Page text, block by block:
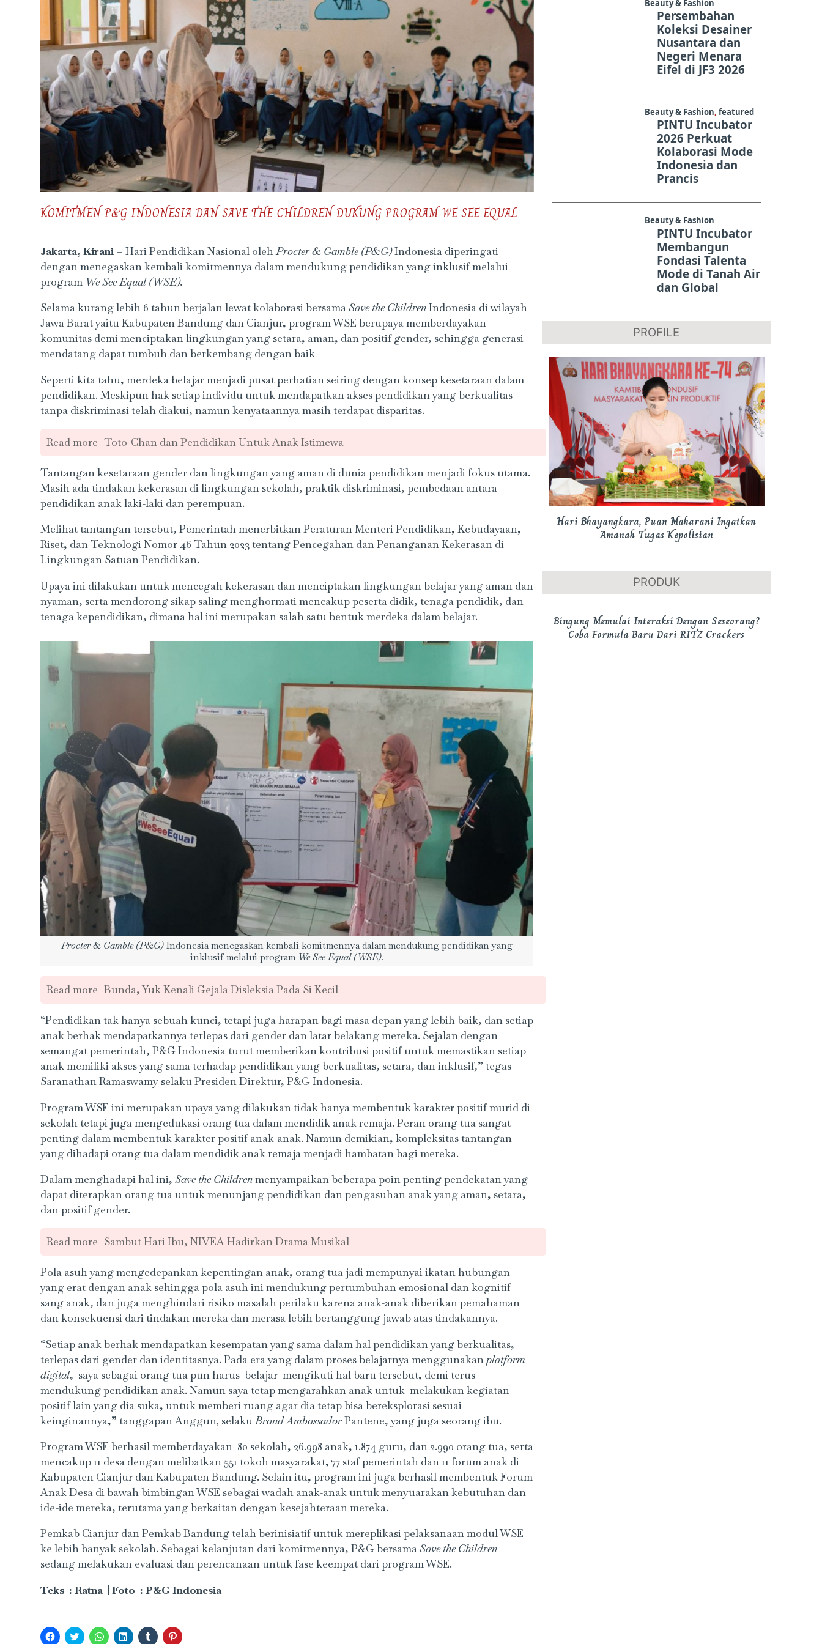
KOMITMEN P&G INDONESIA DAN SAVE THE CHILDREN DUKUNG PROGRAM WE SEE EQUAL
Jakarta, Kirani –Hari Pendidikan Nasional olehProcter & Gamble (P&G)Indonesia diperingati
dengan menegaskan kembali komitmennya dalam mendukung pendidikan yang inklusif melalui
program We See Equal (WSE).
Selama kurang lebih 6 tahun berjalan lewat kolaborasi bersamaSave the ChildrenIndonesia di wilayah
Jawa Barat yaitu Kabupaten Bandung dan Cianjur, program WSE berupaya memberdayakan
komunitas demi menciptakan lingkungan yang setara, aman, dan positif gender, sehingga generasi
mendatang dapat tumbuh dan berkembang dengan baik
Seperti kita tahu, merdeka belajar menjadi pusat perhatian seiring dengan konsep kesetaraan dalam
pendidikan. Meskipun hak setiap individu untuk mendapatkan akses pendidikan yang berkualitas
tanpa diskriminasi telah diakui, namun kenyataannya masih terdapat disparitas.
Read more Toto-Chan dan Pendidikan Untuk Anak Istimewa
Tantangan kesetaraan gender dan lingkungan yang aman di dunia pendidikan menjadi fokus utama.
Masih ada tindakan kekerasan di lingkungan sekolah, praktik diskriminasi, pembedaan antara
pendidikan anak laki-laki dan perempuan.
Melihat tantangan tersebut, Pemerintah menerbitkan Peraturan Menteri Pendidikan, Kebudayaan,
Riset, dan Teknologi Nomor 46 Tahun 2023 tentang Pencegahan dan Penanganan Kekerasan di
Lingkungan Satuan Pendidikan.
Upaya ini dilakukan untuk mencegah kekerasan dan menciptakan lingkungan belajar yang aman dan
nyaman, serta mendorong sikap saling menghormati mencakup peserta didik, tenaga pendidik, dan
tenaga kependidikan, dimana hal ini merupakan salah satu bentuk merdeka dalam belajar.
Procter & Gamble (P&G) Indonesia menegaskan kembali komitmennya dalam mendukung pendidikan yang
inklusif melalui program We See Equal (WSE).
Read more Bunda, Yuk Kenali Gejala Disleksia Pada Si Kecil
“Pendidikan tak hanya sebuah kunci, tetapi juga harapan bagi masa depan yang lebih baik, dan setiap
anak berhak mendapatkannya terlepas dari gender dan latar belakang mereka. Sejalan dengan
semangat pemerintah, P&G Indonesia turut memberikan kontribusi positif untuk memastikan setiap
anak memiliki akses yang sama terhadap pendidikan yang berkualitas, setara, dan inklusif,” tegas
Saranathan Ramaswamy selaku Presiden Direktur, P&G Indonesia.
Program WSE ini merupakan upaya yang dilakukan tidak hanya membentuk karakter positif murid di
sekolah tetapi juga mengedukasi orang tua dalam mendidik anak remaja. Peran orang tua sangat
penting dalam membentuk karakter positif anak-anak. Namun demikian, kompleksitas tantangan
yang dihadapi orang tua dalam mendidik anak remaja menjadi hambatan bagi mereka.
Dalam menghadapi hal ini,Save the Childrenmenyampaikan beberapa poin penting pendekatan yang
dapat diterapkan orang tua untuk menunjang pendidikan dan pengasuhan anak yang aman, setara,
dan positif gender.
Read more Sambut Hari Ibu, NIVEA Hadirkan Drama Musikal
Pola asuh yang mengedepankan kepentingan anak, orang tua jadi mempunyai ikatan hubungan
yang erat dengan anak sehingga pola asuh ini mendukung pertumbuhan emosional dan kognitif
sang anak, dan juga menghindari risiko masalah perilaku karena anak-anak diberikan pemahaman
dan konsekuensi dari tindakan mereka dan merasa lebih bertanggung jawab atas tindakannya.
“Setiap anak berhak mendapatkan kesempatan yang sama dalam hal pendidikan yang berkualitas,
terlepas dari gender dan identitasnya. Pada era yang dalam proses belajarnya menggunakanplatform
digital, saya sebagai orang tua pun harus belajar mengikuti hal baru tersebut, demi terus
mendukung pendidikan anak. Namun saya tetap mengarahkan anak untuk melakukan kegiatan
positif lain yang dia suka, untuk memberi ruang agar dia tetap bisa bereksplorasi sesuai
keinginannya,” tanggapanAnggun, selakuBrand AmbassadorPantene, yang juga seorang ibu.
Program WSE berhasil memberdayakan 80 sekolah, 26.998 anak, 1.874 guru, dan 2.990 orang tua, serta
mencakup 11 desa dengan melibatkan 551 tokoh masyarakat, 77 staf pemerintah dan 11 forum anak di
Kabupaten Cianjur dan Kabupaten Bandung. Selain itu, program ini juga berhasil membentuk Forum
Anak Desa di bawah bimbingan WSE sebagai wadah anak-anak untuk menyuarakan kebutuhan dan
ide-ide mereka, terutama yang berkaitan dengan kesejahteraan mereka.
Pemkab Cianjur dan Pemkab Bandung telah berinisiatif untuk mereplikasi pelaksanaan modul WSE
ke lebih banyak sekolah. Sebagai kelanjutan dari komitmennya, P&G bersamaSave the Children
sedang melakukan evaluasi dan perencanaan untuk fase keempat dari program WSE.
Teks : Ratna | Foto : P&G Indonesia
Click Click Click Click Click Click
Beauty & Fashion
Persembahan
Koleksi Desainer
Nusantara dan
Negeri Menara
Eifel di JF3 2026
Beauty & Fashion, featured
PINTU Incubator
2026 Perkuat
Kolaborasi Mode
Indonesia dan
Prancis
Beauty & Fashion
PINTU Incubator
Membangun
Fondasi Talenta
Mode di Tanah Air
dan Global
PROFILE
Hari Bhayangkara, Puan Maharani Ingatkan
Amanah Tugas Kepolisian
PRODUK
Bingung Memulai Interaksi Dengan Seseorang?
Coba Formula Baru Dari RITZ Crackers